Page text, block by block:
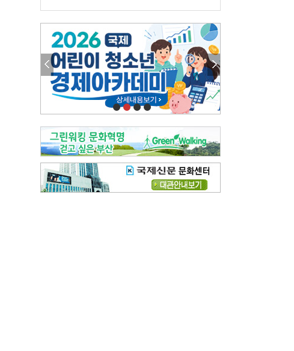
의령 한우산 털중나리
한 손 뉴스[전체보기]
시민이 개발한 폭염 대응 앱 ‘그늘로’ 길안내 지도 등 인기
골목 맛집 발굴 고메 셀렉션…부산시, 페스티벌 시월 연계
오늘의 날씨-[전체보기]
오늘의 날씨- 2026년 8월 7일
오늘의 날씨- 2026년 8월 6일
우리 결혼해요-[전체보기]
우리 결혼해요- 김홍윤·정세빈 커플